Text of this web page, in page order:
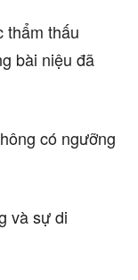
thẩm thấu
bài niệu đã
có ngưỡng
và sự di